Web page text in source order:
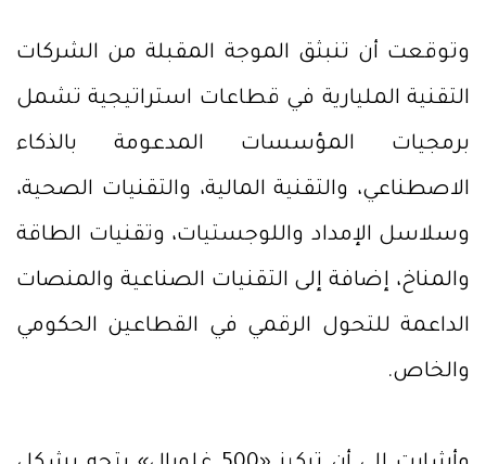
وتوقعت أن تنبثق الموجة المقبلة من الشركات
التقنية المليارية في قطاعات استراتيجية تشمل
برمجيات المؤسسات المدعومة بالذكاء
الاصطناعي، والتقنية المالية، والتقنيات الصحية،
وسلاسل الإمداد واللوجستيات، وتقنيات الطاقة
والمناخ، إضافة إلى التقنيات الصناعية والمنصات
الداعمة للتحول الرقمي في القطاعين الحكومي
والخاص.